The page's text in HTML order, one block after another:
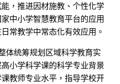
，推进因材施教、个性化学
中小学智慧教育平台的应用
常教学中常态化有效应用。
体统筹规划区域科学教育实
小学科学课的科学专业背景
教师专业水平，指导学校开